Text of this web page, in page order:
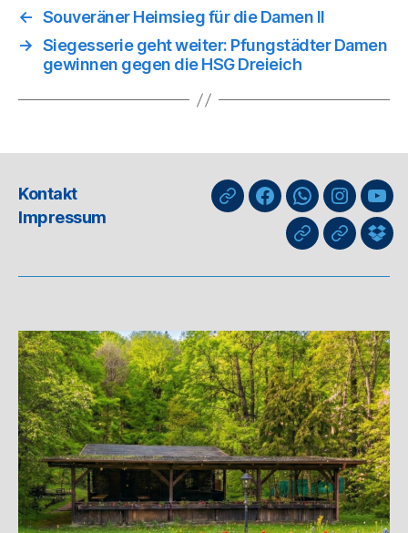
← Souveräner Heimsieg für die Damen II
→ Siegesserie geht weiter: Pfungstädter Damen
gewinnen gegen die HSG Dreieich
Kontakt
Impressum
nuLigaFacebookWhatsApp-
Kanal
GIPHYThreads